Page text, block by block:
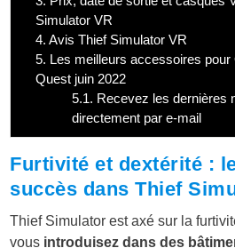
Simulator VR
4. Avis Thief Simulator VR
5. Les meilleurs accessoires
Quest juin 2022
5.1. Recevez les dernières
directement par e-mail
Furtivité et dextérité :
succès dans Thief
Thief Simulator est axé sur la
vous introduisez dans des